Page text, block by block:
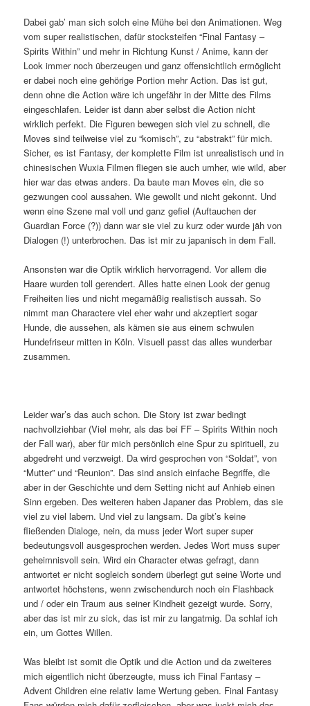
Dabei gab’ man sich solch eine Mühe bei den Animationen. Weg
vom super realistischen, dafür stocksteifen “Final Fantasy –
Spirits Within” und mehr in Richtung Kunst / Anime, kann der
Look immer noch überzeugen und ganz offensichtlich ermöglicht
er dabei noch eine gehörige Portion mehr Action. Das ist gut,
denn ohne die Action wäre ich ungefähr in der Mitte des Films
eingeschlafen. Leider ist dann aber selbst die Action nicht
wirklich perfekt. Die Figuren bewegen sich viel zu schnell, die
Moves sind teilweise viel zu “komisch”, zu “abstrakt” für mich.
Sicher, es ist Fantasy, der komplette Film ist unrealistisch und in
chinesischen Wuxia Filmen fliegen sie auch umher, wie wild, aber
hier war das etwas anders. Da baute man Moves ein, die so
gezwungen cool aussahen. Wie gewollt und nicht gekonnt. Und
wenn eine Szene mal voll und ganz gefiel (Auftauchen der
Guardian Force (?)) dann war sie viel zu kurz oder wurde jäh von
Dialogen (!) unterbrochen. Das ist mir zu japanisch in dem Fall.
Ansonsten war die Optik wirklich hervorragend. Vor allem die
Haare wurden toll gerendert. Alles hatte einen Look der genug
Freiheiten lies und nicht megamäßig realistisch aussah. So
nimmt man Charactere viel eher wahr und akzeptiert sogar
Hunde, die aussehen, als kämen sie aus einem schwulen
Hundefriseur mitten in Köln. Visuell passt das alles wunderbar
zusammen.
Leider war’s das auch schon. Die Story ist zwar bedingt
nachvollziehbar (Viel mehr, als das bei FF – Spirits Within noch
der Fall war), aber für mich persönlich eine Spur zu spirituell, zu
abgedreht und verzweigt. Da wird gesprochen von “Soldat”, von
“Mutter” und “Reunion”. Das sind ansich einfache Begriffe, die
aber in der Geschichte und dem Setting nicht auf Anhieb einen
Sinn ergeben. Des weiteren haben Japaner das Problem, das sie
viel zu viel labern. Und viel zu langsam. Da gibt’s keine
fließenden Dialoge, nein, da muss jeder Wort super super
bedeutungsvoll ausgesprochen werden. Jedes Wort muss super
geheimnisvoll sein. Wird ein Character etwas gefragt, dann
antwortet er nicht sogleich sondern überlegt gut seine Worte und
antwortet höchstens, wenn zwischendurch noch ein Flashback
und / oder ein Traum aus seiner Kindheit gezeigt wurde. Sorry,
aber das ist mir zu sick, das ist mir zu langatmig. Da schlaf ich
ein, um Gottes Willen.
Was bleibt ist somit die Optik und die Action und da zweiteres
mich eigentlich nicht überzeugte, muss ich Final Fantasy –
Advent Children eine relativ lame Wertung geben. Final Fantasy